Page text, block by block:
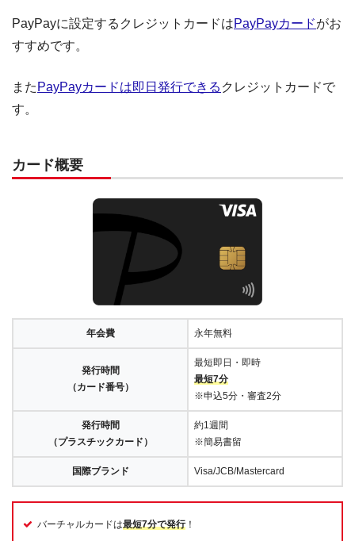
PayPayに設定するクレジットカードはPayPayカードがお
すすめです。
また PayPayカードは即日発行できる クレジットカードで
す。
カード概要
年会費 永年無料
発行時間
（カード番号）
最短即日・即時
最短7分
※申込5分・審査2分
発行時間
（プラスチックカード）
約1週間
※簡易書留
国際ブランド Visa/JCB/Mastercard
バーチャルカードは最短7分で発行！